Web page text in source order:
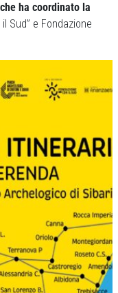
ha coordinato la
Sud” e Fondazione